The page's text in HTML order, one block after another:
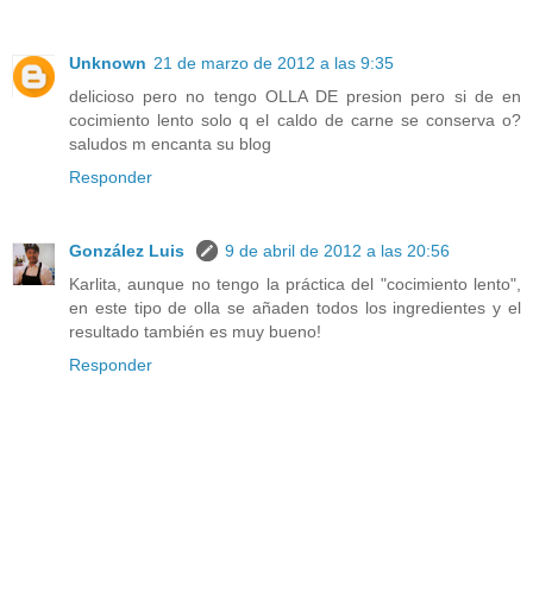
Unknown 21 de marzo de 2012 a las 9:35
delicioso pero no tengo OLLA DE presion pero si de en
cocimiento lento solo q el caldo de carne se conserva o?
saludos m encanta su blog
Responder
González Luis
9 de abril de 2012 a las 20:56
Karlita, aunque no tengo la práctica del "cocimiento lento",
en este tipo de olla se añaden todos los ingredientes y el
resultado también es muy bueno!
Responder